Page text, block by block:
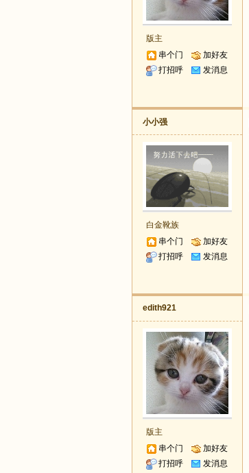
版主
串个门
加好友
打招呼
发消息
小小强
白金靴族
串个门
加好友
打招呼
发消息
edith921
版主
串个门
加好友
打招呼
发消息